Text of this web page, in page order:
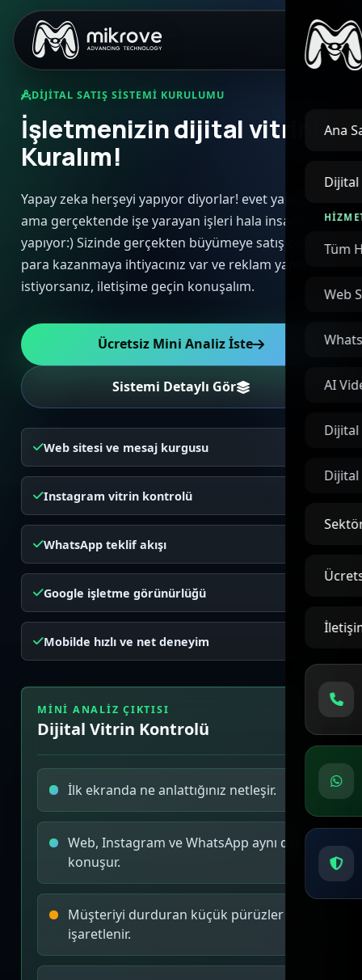
Ana
Dijital
Tüm
Web
AI
Dijital
Dijital
DIJITAL SATIŞ SISTEMI KURULUMU
İşletmenizin dijital vitrini
Kuralım!
Yapay zeka herşeyi yapıyor diyorlar! evet yapıyor
ama gerçektende işe yarayan işleri hala insanlar
yapıyor:) Sizinde gerçekten büyümeye satış odaklı
para kazanmaya ihtiyacınız var ve reklam yaptırmak
istiyorsanız, iletişime geçin konuşalım.
Ücretsiz Mini Analiz İste
Sistemi Detaylı Gör
Web sitesi ve mesaj kurgusu
Instagram vitrin kontrolü
WhatsApp teklif akışı
Google işletme görünürlüğü
Mobilde hızlı ve net deneyim
MINI ANALIZ ÇIKTISI
Dijital Vitrin Kontrolü
İlk ekranda ne anlattığınız netleşir.
Web, Instagram ve WhatsApp aynı dili
konuşur.
Müşteriyi durduran küçük pürüzler
işaretlenir.